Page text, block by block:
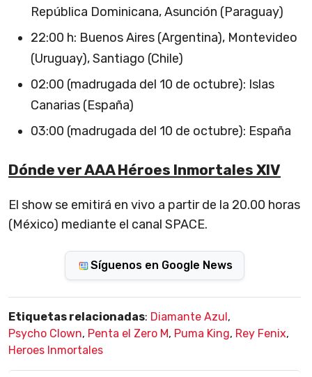
República Dominicana, Asunción (Paraguay)
22:00 h: Buenos Aires (Argentina), Montevideo
(Uruguay), Santiago (Chile)
02:00 (madrugada del 10 de octubre): Islas
Canarias (España)
03:00 (madrugada del 10 de octubre): España
Dónde ver AAA Héroes Inmortales XIV
El show se emitirá en vivo a partir de la 20.00 horas
(México) mediante el canal SPACE.
Síguenos en Google News
Etiquetas relacionadas: Diamante Azul ,
Psycho Clown, Penta el Zero M, Puma King, Rey Fenix,
Heroes Inmortales